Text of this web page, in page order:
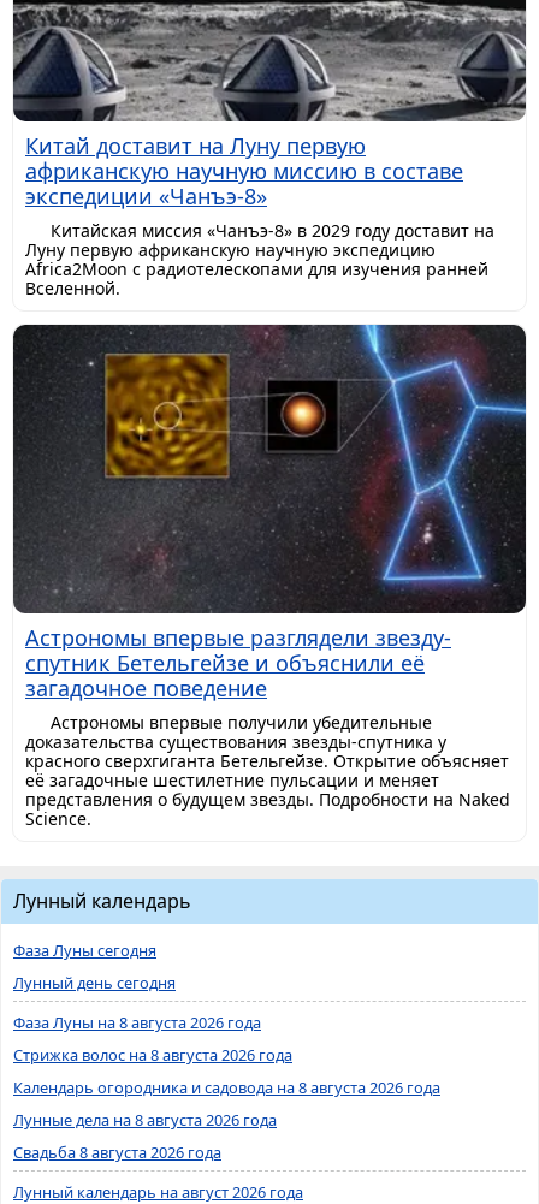
Китай доставит на Луну первую
африканскую научную миссию в составе
экспедиции «Чанъэ-8»
Китайская миссия «Чанъэ-8» в 2029 году доставит на
Луну первую африканскую научную экспедицию
Africa2Moon с радиотелескопами для изучения ранней
Вселенной.
Астрономы впервые разглядели звезду-
спутник Бетельгейзе и объяснили её
загадочное поведение
Астрономы впервые получили убедительные
доказательства существования звезды-спутника у
красного сверхгиганта Бетельгейзе. Открытие объясняет
её загадочные шестилетние пульсации и меняет
представления о будущем звезды. Подробности на Naked
Science.
Лунный календарь
Фаза Луны сегодня
Лунный день сегодня
Фаза Луны на 8 августа 2026 года
Стрижка волос на 8 августа 2026 года
Календарь огородника и садовода на 8 августа 2026 года
Лунные дела на 8 августа 2026 года
Свадьба 8 августа 2026 года
Лунный календарь на август 2026 года